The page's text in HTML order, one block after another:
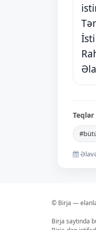
Teqlər
© Birja —
Birja saytında